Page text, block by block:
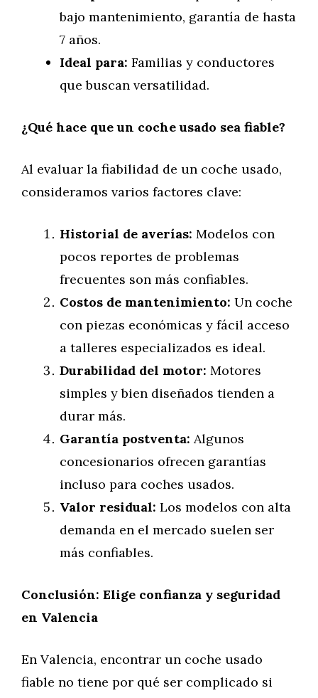
bajo mantenimiento, garantía de hasta
7 años.
Ideal para: Familias y conductores
que buscan versatilidad.
¿Qué hace que un coche usado sea fiable?
Al evaluar la fiabilidad de un coche usado,
consideramos varios factores clave:
Historial de averías: Modelos con
pocos reportes de problemas
frecuentes son más confiables.
Costos de mantenimiento: Un coche
con piezas económicas y fácil acceso
a talleres especializados es ideal.
Durabilidad del motor: Motores
simples y bien diseñados tienden a
durar más.
Garantía postventa: Algunos
concesionarios ofrecen garantías
incluso para coches usados.
Valor residual: Los modelos con alta
demanda en el mercado suelen ser
más confiables.
Conclusión: Elige confianza y seguridad
en Valencia
En Valencia, encontrar un coche usado
fiable no tiene por qué ser complicado si